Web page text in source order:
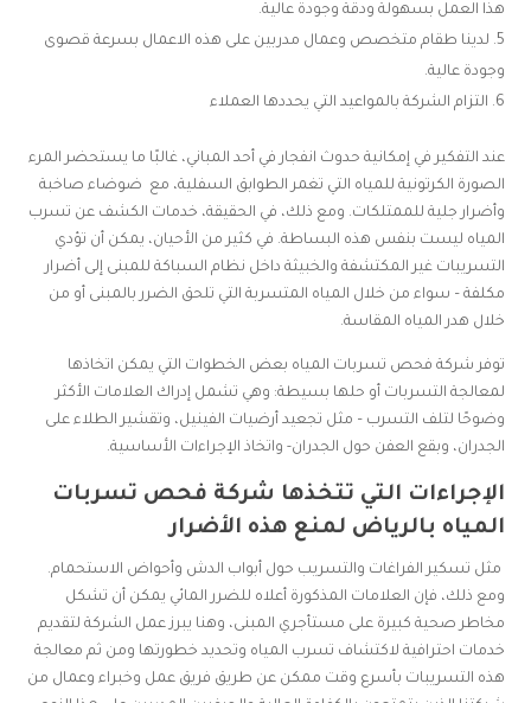
هذا العمل بسهولة ودقة وجودة عالية.
لدينا طقام متخصص وعمال مدربين على هذه الاعمال بسرعة قصوى
وجودة عالية.
التزام الشركة بالمواعيد التي يحددها العملاء
عند التفكير في إمكانية حدوث انفجار في أحد المباني، غالبًا ما يستحضر المرء
الصورة الكرتونية للمياه التي تغمر الطوابق السفلية، مع ضوضاء صاخبة
وأضرار جلية للممتلكات. ومع ذلك، في الحقيقة، خدمات الكشف عن تسرب
المياه ليست بنفس هذه البساطة. في كثير من الأحيان، يمكن أن تؤدي
التسريبات غير المكتشفة والخبيثة داخل نظام السباكة للمبنى إلى أضرار
مكلفة – سواء من خلال المياه المتسربة التي تلحق الضرر بالمبنى أو من
خلال هدر المياه المقاسة.
توفر شركة فحص تسربات المياه بعض الخطوات التي يمكن اتخاذها
لمعالجة التسربات أو حلها بسيطة: وهي تشمل إدراك العلامات الأكثر
وضوحًا لتلف التسرب – مثل تجعيد أرضيات الفينيل، وتقشير الطلاء على
الجدران، وبقع العفن حول الجدران- واتخاذ الإجراءات الأساسية.
الإجراءات التي تتخذها شركة فحص تسربات
المياه بالرياض لمنع هذه الأضرار
مثل تسكير الفراغات والتسريب حول أبواب الدش وأحواض الاستحمام.
ومع ذلك، فإن العلامات المذكورة أعلاه للضرر المائي يمكن أن تشكل
مخاطر صحية كبيرة على مستأجري المبنى، وهنا يبرز عمل الشركة لتقديم
خدمات احترافية لاكتشاف تسرب المياه وتحديد خطورتها ومن ثم معالجة
هذه التسريبات بأسرع وقت ممكن عن طريق فريق عمل وخبراء وعمال من